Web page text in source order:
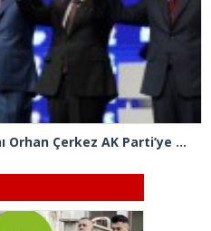
Çekmeköy Belediye Başkanı Orhan Çerkez AK Parti’ye katıldı